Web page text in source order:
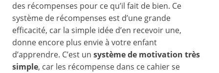
des récompenses pour ce qu’il fait de bien. Ce
système de récompenses est d’une grande
efficacité, car la simple idée d’en recevoir une,
donne encore plus envie à votre enfant
d’apprendre. C’est un système de motivation très
simple, car les récompense dans ce cahier se